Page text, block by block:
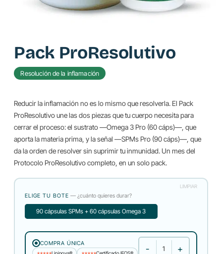
Pack ProResolutivo
Resolución de la inflamación
Reducir la inflamación no es lo mismo que resolverla. El Pack
ProResolutivo une las dos piezas que tu cuerpo necesita para
cerrar el proceso: el sustrato —Omega 3 Pro (60 cáps)—, que
aporta la materia prima, y la señal —SPMs Pro (90 cáps)—, que
da la orden de resolver sin suprimir tu inmunidad. Un mes del
Protocolo ProResolutivo completo, en un solo pack.
ELIGE TU BOTE— ¿cuánto quieres durar?
90 cápsulas SPMs + 60 cápsulas Omega 3
LIMPIAR
COMPRA ÚNICA
★★★★★Lipinova® ★★★★★Certificado IFOS® Pack ProResolutivo cantidad